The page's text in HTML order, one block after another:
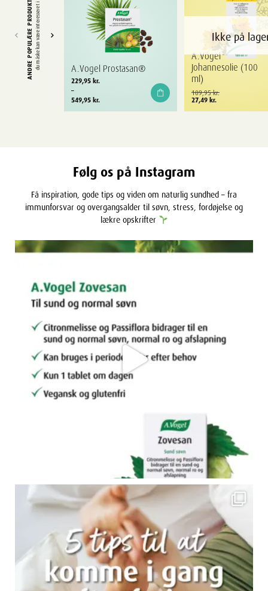
ANDRE POPULÆRE PRODUKTERdu måske kan være interesseret i A.Vogel Prostasan®
229,95kr.
–
549,95kr.
Prisinterval:
229,95 kr.
til
A.Vogel
Johannesolie (100
ml)
109,95kr.
Den
oprindelige
27,49kr.
Den
aktuelle
Ikke på
Følg os på Instagram
Få inspiration, gode tips og viden om naturlig sundhed – fra
immunforsvar og overgangsalder til søvn, stress, fordøjelse og
lækre opskrifter